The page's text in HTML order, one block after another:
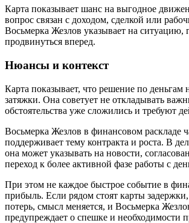
Карта показывает шанс на выгодное
вопрос связан с доходом, сделкой или
Восьмерка Жезлов указывает на ситуацию,
продвинуться вперед.
Нюансы и контекст
Карта показывает, что решение по деньгам
затяжки. Она советует не откладывать
обстоятельства уже сложились и требуют
Восьмерка Жезлов в финансовом раскладе
поддерживает тему контракта и роста. В
она может указывать на новости,
переход к более активной фазе работы с
При этом не каждое быстрое событие в
прибыль. Если рядом стоят карты
потерь, смысл меняется, и Восьмерка
предупреждает о спешке и необходимости